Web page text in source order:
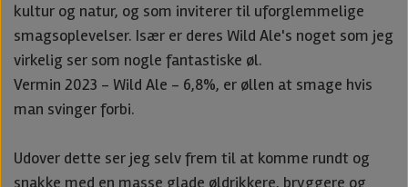
kultur og natur, og som inviterer til uforglemmelige
smagsoplevelser. Især er deres Wild Ale's noget som jeg
virkelig ser som nogle fantastiske øl.
Vermin 2023 - Wild Ale - 6,8%, er øllen at smage hvis
man svinger forbi.
Udover dette ser jeg selv frem til at komme rundt og
snakke med en masse glade øldrikkere, bryggere og